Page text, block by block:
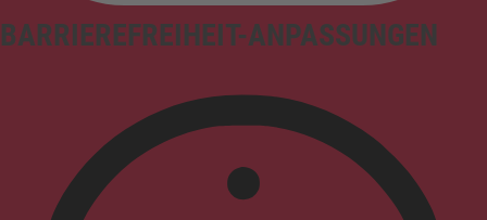
BARRIEREFREIHEIT-ANPASSUNGEN